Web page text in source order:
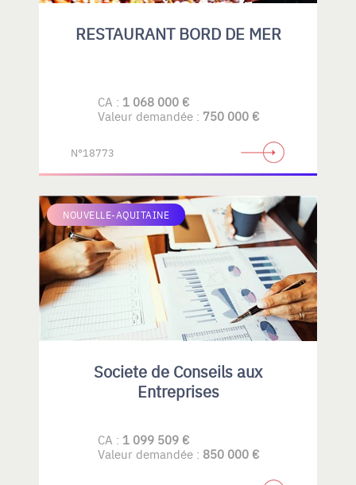
RESTAURANT BORD DE MER
CA : 1 068 000 €
Valeur demandée : 750 000 €
N°18773
NOUVELLE-AQUITAINE
Societe de Conseils aux
Entreprises
CA : 1 099 509 €
Valeur demandée : 850 000 €